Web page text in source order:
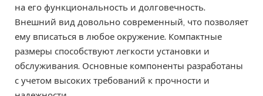
на его функциональность и долговечность.
Внешний вид довольно современный, что позволяет
ему вписаться в любое окружение. Компактные
размеры способствуют легкости установки и
обслуживания. Основные компоненты разработаны
с учетом высоких требований к прочности и